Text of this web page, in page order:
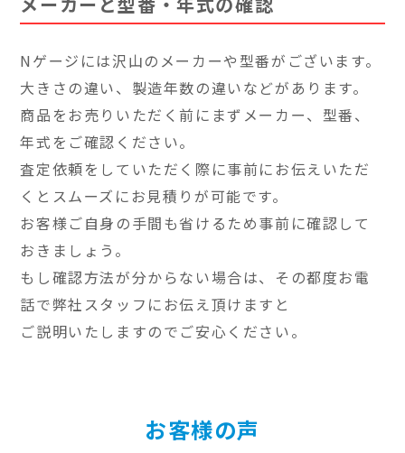
Nゲージには沢山のメーカーや型番がございます。
大きさの違い、製造年数の違いなどがあります。
商品をお売りいただく前にまずメーカー、型番、
年式をご確認ください。
査定依頼をしていただく際に事前にお伝えいただ
くとスムーズにお見積りが可能です。
お客様ご自身の手間も省けるため事前に確認して
おきましょう。
もし確認方法が分からない場合は、その都度お電
話で弊社スタッフにお伝え頂けますと
ご説明いたしますのでご安心ください。
お客様の声